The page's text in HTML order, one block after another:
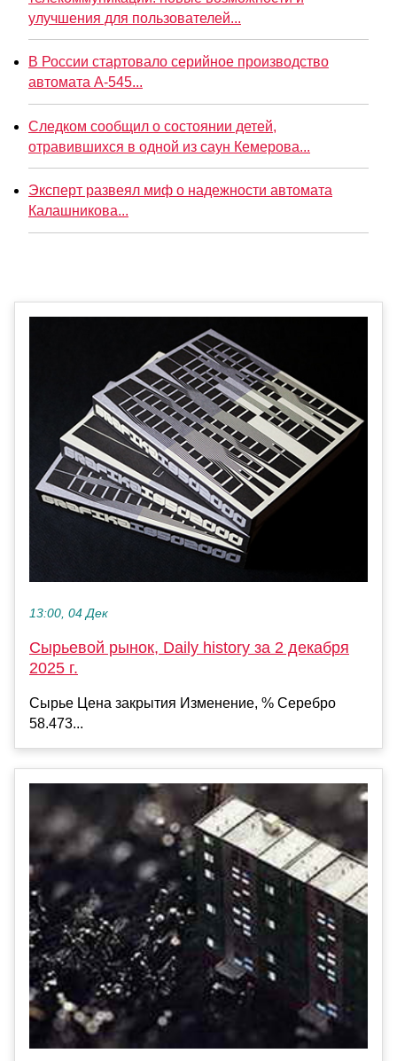
улучшения для пользователей...
В России стартовало серийное производство
автомата А-545...
Следком сообщил о состоянии детей,
отравившихся в одной из саун Кемерова...
Эксперт развеял миф о надежности автомата
Калашникова...
13:00, 04 Дек
Сырьевой рынок, Daily history за 2 декабря
2025 г.
Сырье Цена закрытия Изменение, % Серебро
58.473...